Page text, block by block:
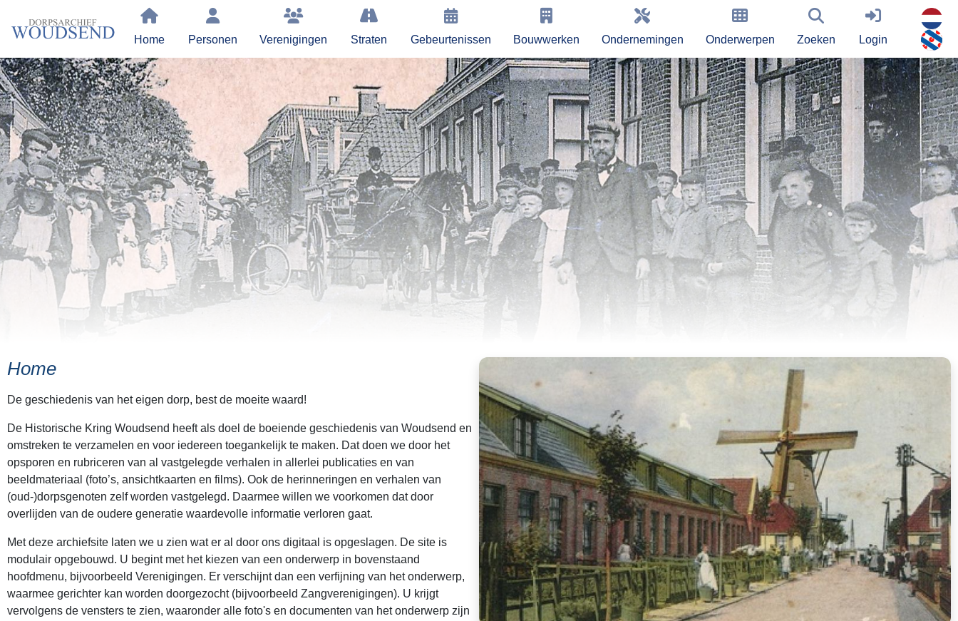
Home Personen Verenigingen Straten Gebeurtenissen Bouwwerken Ondernemingen Onderwerpen Zoeken Login
Home
De geschiedenis van het eigen dorp, best de moeite waard!
De Historische Kring Woudsend heeft als doel de boeiende geschiedenis van Woudsend en
omstreken te verzamelen en voor iedereen toegankelijk te maken. Dat doen we door het
opsporen en rubriceren van al vastgelegde verhalen in allerlei publicaties en van
beeldmateriaal (foto’s, ansichtkaarten en films). Ook de herinneringen en verhalen van
(oud-)dorpsgenoten zelf worden vastgelegd. Daarmee willen we voorkomen dat door
overlijden van de oudere generatie waardevolle informatie verloren gaat.
Met deze archiefsite laten we u zien wat er al door ons digitaal is opgeslagen. De site is
modulair opgebouwd. U begint met het kiezen van een onderwerp in bovenstaand
hoofdmenu, bijvoorbeeld Verenigingen. Er verschijnt dan een verfijning van het onderwerp,
waarmee gerichter kan worden doorgezocht (bijvoorbeeld Zangverenigingen). U krijgt
vervolgens de vensters te zien, waaronder alle foto's en documenten van het onderwerp zijn